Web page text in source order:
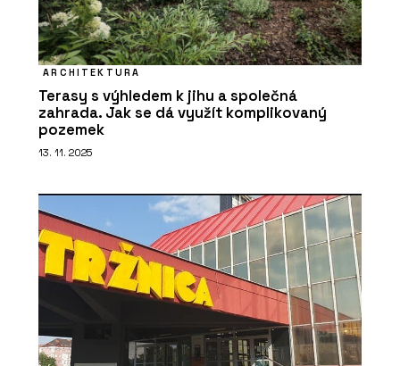
ARCHITEKTURA
Terasy s výhledem k jihu a společná
zahrada. Jak se dá využít komplikovaný
pozemek
13. 11. 2025